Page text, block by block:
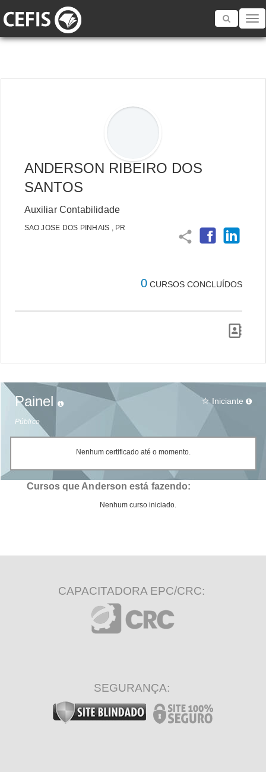
Toggle
ANDERSON RIBEIRO DOS
SANTOS
Auxiliar Contabilidade
SAO JOSE DOS PINHAIS , PR
share
0 CURSOS CONCLUÍDOS
Painel
Público
star_border Iniciante
Nenhum certificado até o momento.
Cursos que Anderson está fazendo:
Nenhum curso iniciado.
CAPACITADORA EPC/CRC:
SEGURANÇA: